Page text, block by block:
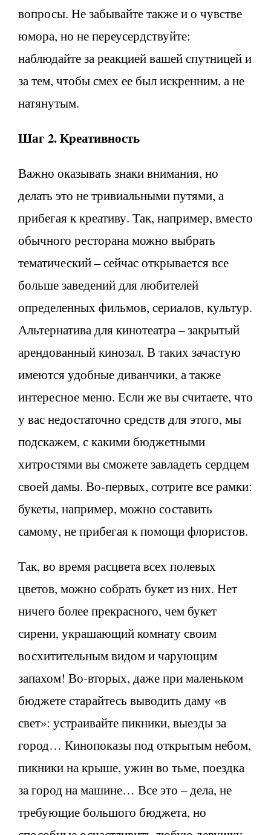
вопросы. Не забывайте также и о чувстве
юмора, но не переусердствуйте:
наблюдайте за реакцией вашей спутницей и
за тем, чтобы смех ее был искренним, а не
натянутым.
Шаг 2. Креативность
Важно оказывать знаки внимания, но
делать это не тривиальными путями, а
прибегая к креативу. Так, например, вместо
обычного ресторана можно выбрать
тематический – сейчас открывается все
больше заведений для любителей
определенных фильмов, сериалов, культур.
Альтернатива для кинотеатра – закрытый
арендованный кинозал. В таких зачастую
имеются удобные диванчики, а также
интересное меню. Если же вы считаете, что
у вас недостаточно средств для этого, мы
подскажем, с какими бюджетными
хитростями вы сможете завладеть сердцем
своей дамы. Во-первых, сотрите все рамки:
букеты, например, можно составить
самому, не прибегая к помощи флористов.
Так, во время расцвета всех полевых
цветов, можно собрать букет из них. Нет
ничего более прекрасного, чем букет
сирени, украшающий комнату своим
восхитительным видом и чарующим
запахом! Во-вторых, даже при маленьком
бюджете старайтесь выводить даму «в
свет»: устраивайте пикники, выезды за
город… Кинопоказы под открытым небом,
пикники на крыше, ужин во тьме, поездка
за город на машине… Все это – дела, не
требующие большого бюджета, но